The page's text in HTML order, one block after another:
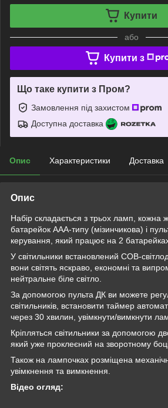
Купити
або
Купити з
Що таке купити з Пром?
Замовлення під захистом
Доступна доставка
Опис Характеристики Доставка
Опис
Набір складається з трьох ламп, кожна
батарейок ААА-типу (мізинчикова) і
керування, який працює на 2
У світильники встановлений COB-
вони світять яскраво, економні та
нейтральне біле світло.
За допомогою пульта ДК ви можете
світильників, встановити таймер
через 30 хвилин, увімкнути/вимкнути
Кріпляться світильники за допомогою
який уже проклеєний на зворотному
Також на лампочках розміщена
увімкнення та вимкнення.
Відео огляд: